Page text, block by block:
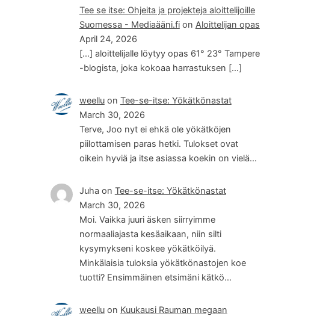
Tee se itse: Ohjeita ja projekteja aloittelijoille
Suomessa - Mediaääni.fion Aloittelijan opas
April 24, 2026
[…] aloittelijalle löytyy opas 61° 23° Tampere
-blogista, joka kokoaa harrastuksen […]
weelluon Tee-se-itse: Yökätkönastat
March 30, 2026
Terve, Joo nyt ei ehkä ole yökätköjen
piilottamisen paras hetki. Tulokset ovat
oikein hyviä ja itse asiassa koekin on vielä…
Juha on Tee-se-itse: Yökätkönastat
March 30, 2026
Moi. Vaikka juuri äsken siirryimme
normaaliajasta kesäaikaan, niin silti
kysymykseni koskee yökätköilyä.
Minkälaisia tuloksia yökätkönastojen koe
tuotti? Ensimmäinen etsimäni kätkö…
weelluon Kuukausi Rauman megaan